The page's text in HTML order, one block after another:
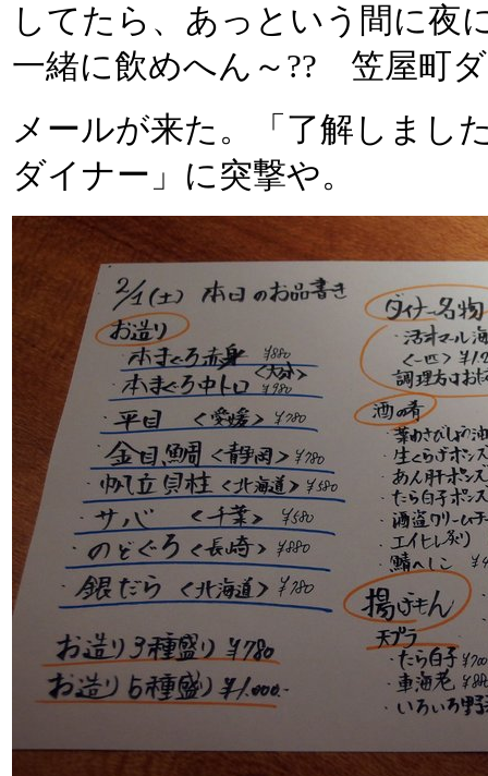
してたら、あっという間に夜
一緒に飲めへん～?? 笠屋町
メールが来た。「了解しまし
ダイナー」に突撃や。